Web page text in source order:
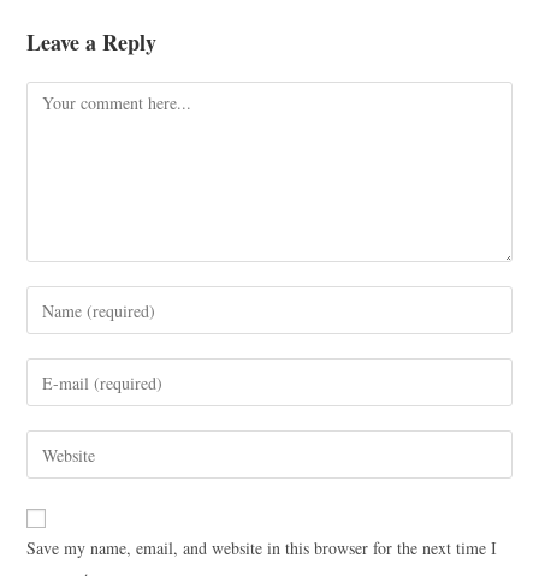
Leave a Reply
Save my name, email, and website in this browser for the next time I